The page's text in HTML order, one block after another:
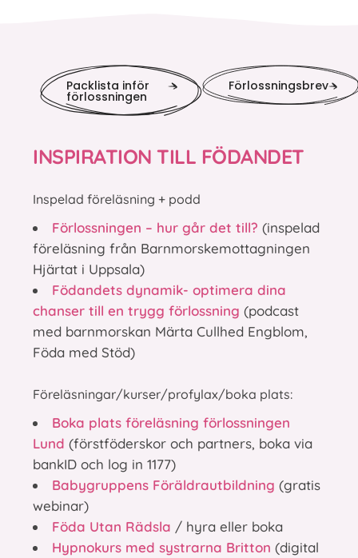
Packlista inför
förlossningen
Förlossningsbrev
INSPIRATION TILL FÖDANDET
Inspelad föreläsning + podd
Förlossningen – hur går det till? (inspelad
föreläsning från Barnmorskemottagningen
Hjärtat i Uppsala)
Födandets dynamik- optimera dina
chanser till en trygg förlossning (podcast
med barnmorskan Märta Cullhed Engblom,
Föda med Stöd)
Föreläsningar/kurser/profylax/boka plats:
Boka plats föreläsning förlossningen
Lund (förstföderskor och partners, boka via
bankID och log in 1177)
Babygruppens Föräldrautbildning (gratis
webinar)
Föda Utan Rädsla / hyra eller boka
Hypnokurs med systrarna Britton (digital